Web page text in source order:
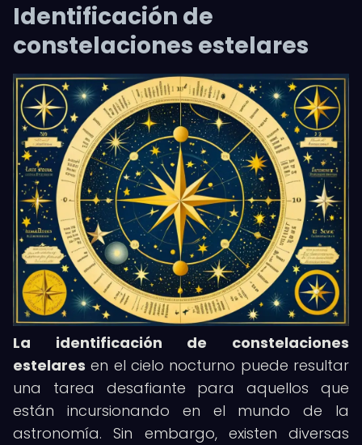
Identificación de
constelaciones estelares
La identificación de constelaciones
estelares en el cielo nocturno puede resultar
una tarea desafiante para aquellos que
están incursionando en el mundo de la
astronomía. Sin embargo, existen diversas